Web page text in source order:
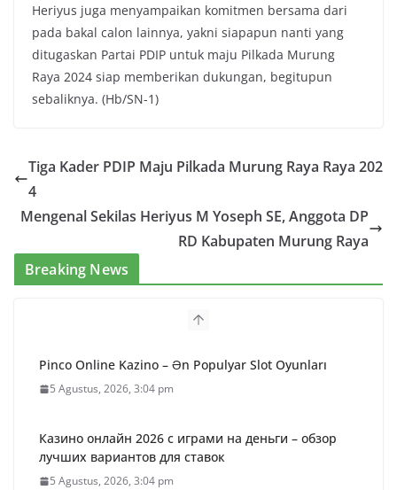
Heriyus juga menyampaikan komitmen bersama dari
pada bakal calon lainnya, yakni siapapun nanti yang
ditugaskan Partai PDIP untuk maju Pilkada Murung
Raya 2024 siap memberikan dukungan, begitupun
sebaliknya. (Hb/SN-1)
Tiga Kader PDIP Maju Pilkada Murung Raya Raya 202
4
Mengenal Sekilas Heriyus M Yoseph SE, Anggota DP
RD Kabupaten Murung Raya
Breaking News
Pinco Online Kazino – Ən Populyar Slot Oyunları
5 Agustus, 2026, 3:04 pm
Казино онлайн 2026 с играми на деньги – обзор
лучших вариантов для ставок
5 Agustus, 2026, 3:04 pm